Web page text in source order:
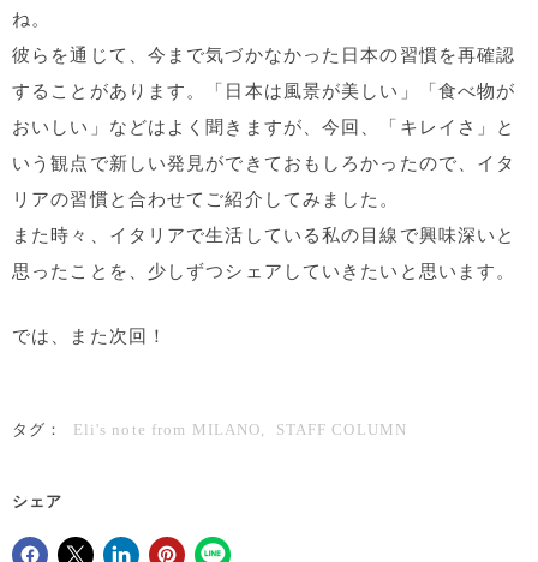
ね。
彼らを通じて、今まで気づかなかった日本の習慣を再確認
することがあります。「日本は風景が美しい」「食べ物が
おいしい」などはよく聞きますが、今回、「キレイさ」と
いう観点で新しい発見ができておもしろかったので、イタ
リアの習慣と合わせてご紹介してみました。
また時々、イタリアで生活している私の目線で興味深いと
思ったことを、少しずつシェアしていきたいと思います。
では、また次回！
タグ： Eli's note from MILANO, STAFF COLUMN
シェア